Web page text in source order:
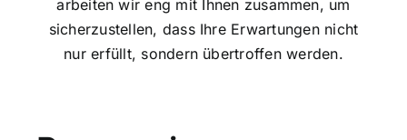
arbeiten wir eng mit Ihnen zusammen, um
sicherzustellen, dass Ihre Erwartungen nicht
nur erfüllt, sondern übertroffen werden.